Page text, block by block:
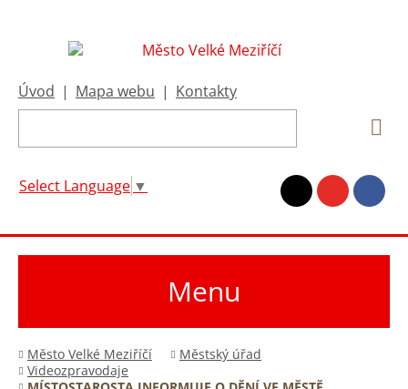
Úvod | Mapa webu | Kontakty
Select Language ▼
Menu
Město Velké Meziříčí
Městský úřad
Videozpravodaje